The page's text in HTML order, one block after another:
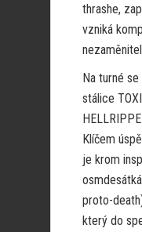
thrashe,
vzniká
Na turné
stálice
Klíčem
je krom
proto-
který do